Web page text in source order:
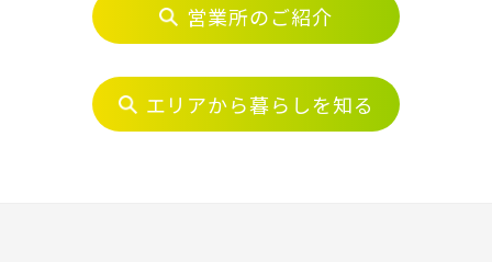
埼玉・東部エリア(16)
春日部市(5) 草加市(0)
越谷市(9)
三郷市(2)
営業所のご紹介
エリアから暮らしを知る